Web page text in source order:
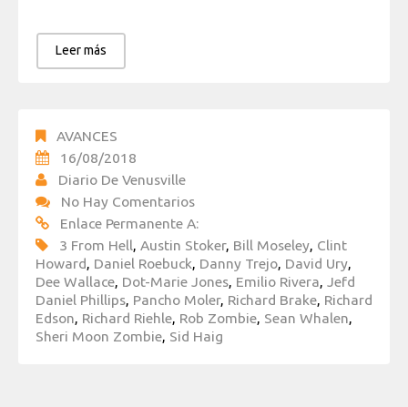
Leer más
AVANCES
16/08/2018
Diario De Venusville
No Hay Comentarios
Enlace Permanente A:
3 From Hell, Austin Stoker, Bill Moseley, Clint
Howard, Daniel Roebuck, Danny Trejo, David Ury,
Dee Wallace, Dot-Marie Jones, Emilio Rivera, Jefd
Daniel Phillips, Pancho Moler, Richard Brake, Richard
Edson, Richard Riehle, Rob Zombie, Sean Whalen,
Sheri Moon Zombie, Sid Haig